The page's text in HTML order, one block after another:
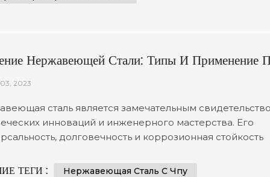
Нержавеющей Стали: Типы И Применение
На Станках С ЧПУ И Производстве
2023
сталь является замечательным
инноваций и инженерного мастерства. Его
долговечность и коррозионная стойкость
промышленности. В этой статье мы отправимся в
ТЕГИ :
Нержавеющая Сталь С Чпу